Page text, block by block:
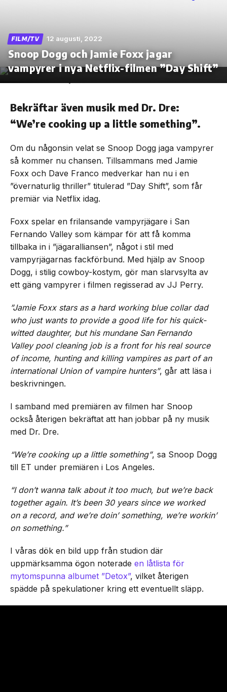
Skip
the
FILM/TV 12 augusti, 2022
Snoop Dogg och Jamie Foxx jagar
vampyrer i nya Netflix-filmen ”Day Shift”
Bekräftar även musik med Dr. Dre:
“We’re cooking up a little something”.
Om du någonsin velat se Snoop Dogg jaga vampyrer
så kommer nu chansen. Tillsammans med Jamie
Foxx och Dave Franco medverkar han nu i en
”övernaturlig thriller” titulerad ”Day Shift”, som får
premiär via Netflix idag.
Foxx spelar en frilansande vampyrjägare i San
Fernando Valley som kämpar för att få komma
tillbaka in i ”jägaralliansen”, något i stil med
vampyrjägarnas fackförbund. Med hjälp av Snoop
Dogg, i stilig cowboy-kostym, gör man slarvsylta av
ett gäng vampyrer i filmen regisserad av JJ Perry.
”Jamie Foxx stars as a hard working blue collar dad
who just wants to provide a good life for his quick-
witted daughter, but his mundane San Fernando
Valley pool cleaning job is a front for his real source
of income, hunting and killing vampires as part of an
international Union of vampire hunters”, går att läsa i
beskrivningen.
I samband med premiären av filmen har Snoop
också återigen bekräftat att han jobbar på ny musik
med Dr. Dre.
“We’re cooking up a little something”, sa Snoop Dogg
till ET under premiären i Los Angeles.
“I don’t wanna talk about it too much, but we’re back
together again. It’s been 30 years since we worked
on a record, and we’re doin’ something, we’re workin’
on something.”
I våras dök en bild upp från studion där
uppmärksamma ögon noterade en låtlista för
mytomspunna albumet ”Detox”, vilket återigen
spädde på spekulationer kring ett eventuellt släpp.